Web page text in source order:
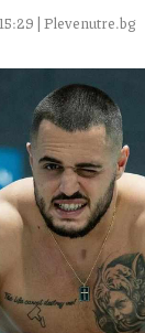
| Plevenutre.bg